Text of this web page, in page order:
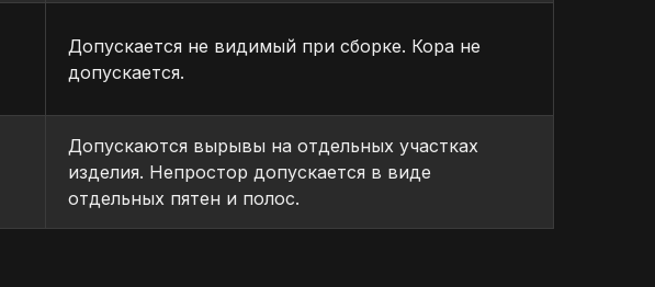
Допускается не видимый при сборке. Кора не
допускается.
Допускаются вырывы на отдельных участках
изделия. Непростор допускается в виде
отдельных пятен и полос.